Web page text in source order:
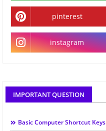
pinterest
instagram
IMPORTANT QUESTION
Basic Computer Shortcut Keys